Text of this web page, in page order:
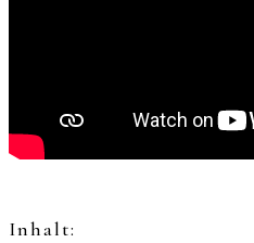
Inhalt: